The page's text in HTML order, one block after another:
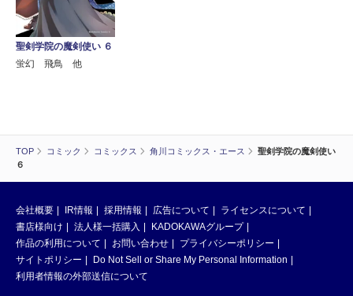
TOP コミック コミックス 角川コミックス・エース
聖剣学院の魔剣使い
６
聖剣学院の魔剣使い ６
蛍幻 飛鳥 他
会社概要 IR情報 採用情報 広告について
ライセンスについて
書店様向け
法人様一括購入
KADOKAWAグループ
作品の利用について
お問い合わせ
プライバシーポリシー
サイトポリシー
Do Not Sell or Share My Personal Information
利用者情報の外部送信について